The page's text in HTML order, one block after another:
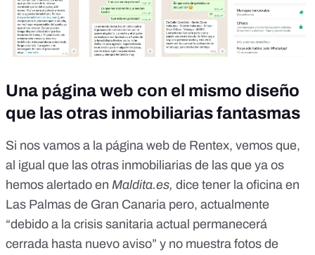
Una página web con el mismo diseño
que las otras inmobiliarias fantasmas
Si nos vamos a la página web de Rentex, vemos que,
al igual que las otras inmobiliarias de las que ya os
hemos alertado en Maldita.es, dice tener la oficina en
Las Palmas de Gran Canaria pero, actualmente
“debido a la crisis sanitaria actual permanecerá
cerrada hasta nuevo aviso” y no muestra fotos de